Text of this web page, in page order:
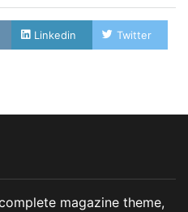
Linkedin Twitter
magazine theme,